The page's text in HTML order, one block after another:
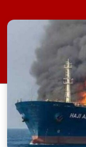
পর সাগরে
‘এমএসভি
কার্গো
উদ্বেগ